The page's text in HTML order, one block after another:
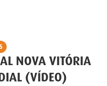
NOVA VITÓRIA
(VÍDEO)